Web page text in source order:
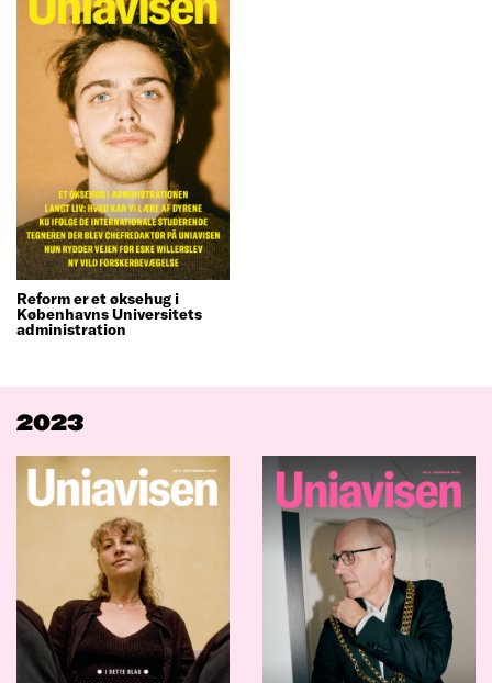
Reform er et øksehug i
Københavns Universitets
administration
2023